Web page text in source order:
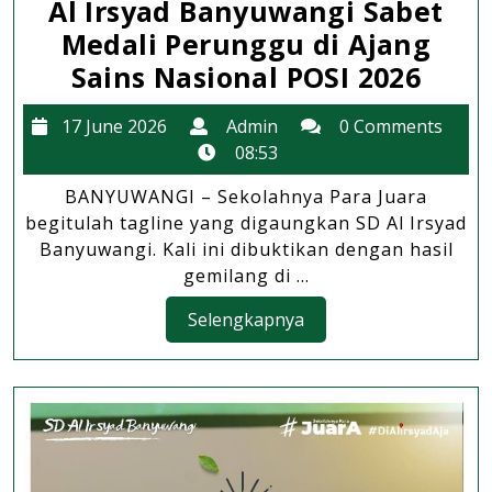
Al Irsyad Banyuwangi Sabet
Medali Perunggu di Ajang
Sains Nasional POSI 2026Kado
Dua
SD
Al
di
17 June 2026
17
June
2026
Admin Admin0 Comments
08:53
BANYUWANGI – Sekolahnya Para Juara
begitulah tagline yang digaungkan SD Al Irsyad
Banyuwangi. Kali ini dibuktikan dengan hasil
gemilang di ...
Selengkapnya